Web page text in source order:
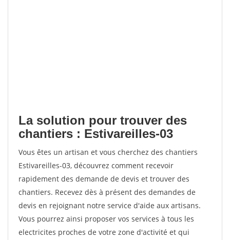
La solution pour trouver des
chantiers : Estivareilles-03
Vous êtes un artisan et vous cherchez des chantiers
Estivareilles-03, découvrez comment recevoir
rapidement des demande de devis et trouver des
chantiers. Recevez dès à présent des demandes de
devis en rejoignant notre service d'aide aux artisans.
Vous pourrez ainsi proposer vos services à tous les
electricites proches de votre zone d'activité et qui